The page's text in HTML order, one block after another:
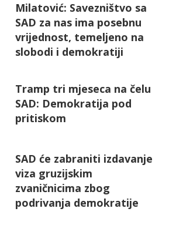
Milatović: Savezništvo sa
SAD za nas ima posebnu
vrijednost, temeljeno na
slobodi i demokratiji
Tramp tri mjeseca na čelu
SAD: Demokratija pod
pritiskom
SAD će zabraniti izdavanje
viza gruzijskim
zvaničnicima zbog
podrivanja demokratije